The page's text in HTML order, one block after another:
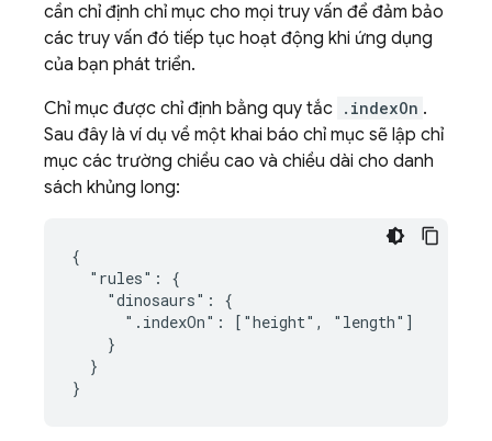
cần chỉ định chỉ mục cho mọi truy vấn để đảm bảo
các truy vấn đó tiếp tục hoạt động khi ứng dụng
của bạn phát triển.
Chỉ mục được chỉ định bằng quy tắc .indexOn .
Sau đây là ví dụ về một khai báo chỉ mục sẽ lập chỉ
mục các trường chiều cao và chiều dài cho danh
sách khủng long:
{
  "rules": {
    "dinosaurs": {
      ".indexOn": ["height", "length"]
    }
  }
}